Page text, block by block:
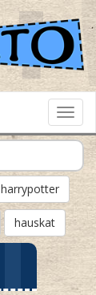
harrypotter
hauskat